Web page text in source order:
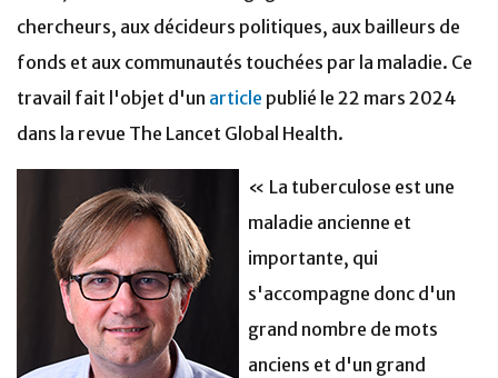
chercheurs, aux décideurs politiques, aux bailleurs de
fonds et aux communautés touchées par la maladie. Ce
travail fait l'objet d'un article publié le 22 mars 2024
dans la revue The Lancet Global Health.
« La tuberculose est une
maladie ancienne et
importante, qui
s'accompagne donc d'un
grand nombre de mots
anciens et d'un grand